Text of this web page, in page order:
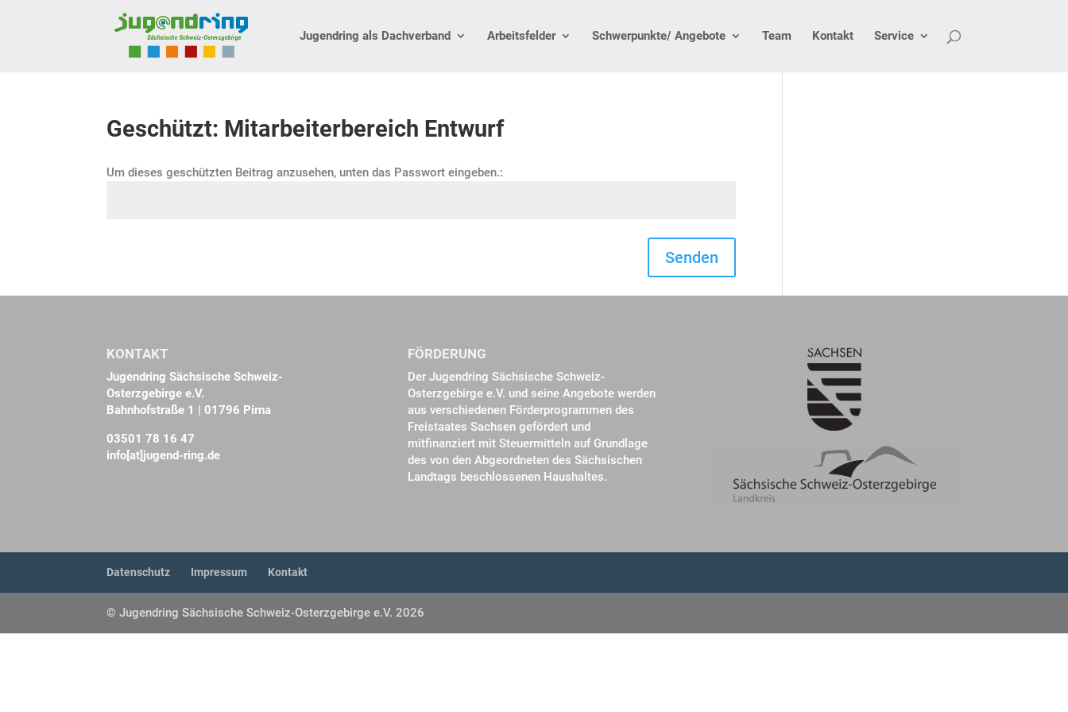
Jugendring als Dachverband Arbeitsfelder Schwerpunkte/ Angebote Team Kontakt Service
Geschützt: Mitarbeiterbereich Entwurf
Um dieses geschützten Beitrag anzusehen, unten das Passwort eingeben.:
Senden
KONTAKT
Jugendring Sächsische Schweiz-
Osterzgebirge e.V.
Bahnhofstraße 1 | 01796 Pirna
03501 78 16 47
info[at]jugend-ring.de
FÖRDERUNG
Der Jugendring Sächsische Schweiz-
Osterzgebirge e.V. und seine Angebote werden
aus verschiedenen Förderprogrammen des
Freistaates Sachsen gefördert und
mitfinanziert mit Steuermitteln auf Grundlage
des von den Abgeordneten des Sächsischen
Landtags beschlossenen Haushaltes.
Datenschutz Impressum Kontakt
© Jugendring Sächsische Schweiz-Osterzgebirge e.V. 2026